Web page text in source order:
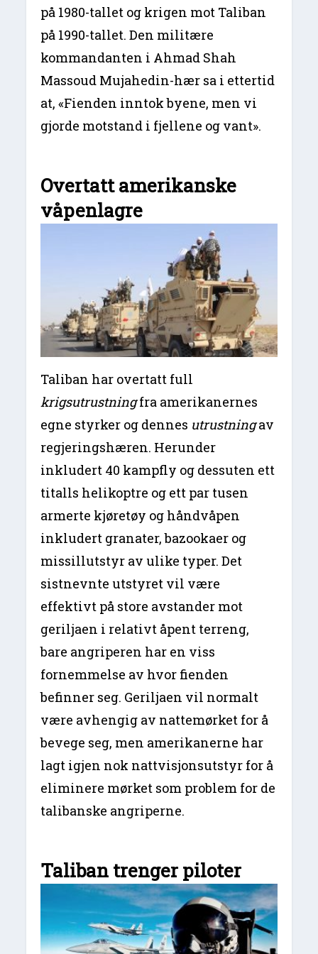
på 1980-tallet og krigen mot Taliban
på 1990-tallet. Den militære
kommandanten i Ahmad Shah
Massoud Mujahedin-hær sa i ettertid
at, «Fienden inntok byene, men vi
gjorde motstand i fjellene og vant».
Overtatt amerikanske
våpenlagre
Taliban har overtatt full
krigsutrustningfra amerikanernes
egne styrker og dennes utrustningav
regjeringshæren. Herunder
inkludert 40 kampfly og dessuten ett
titalls helikoptre og ett par tusen
armerte kjøretøy og håndvåpen
inkludert granater, bazookaer og
missillutstyr av ulike typer. Det
sistnevnte utstyret vil være
effektivt på store avstander mot
geriljaen i relativt åpent terreng,
bare angriperen har en viss
fornemmelse av hvor fienden
befinner seg. Geriljaen vil normalt
være avhengig av nattemørket for å
bevege seg, men amerikanerne har
lagt igjen nok nattvisjonsutstyr for å
eliminere mørket som problem for de
talibanske angriperne.
Taliban trenger piloter